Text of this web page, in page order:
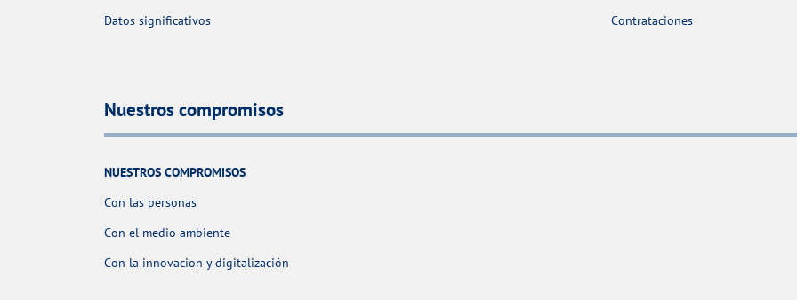
Datos significativos
Contrataciones
Nuestros compromisos
NUESTROS COMPROMISOS
Con las personas
Con el medio ambiente
Con la innovacion y digitalización